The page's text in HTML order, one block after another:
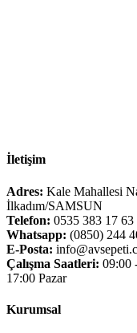
İletişim
Adres: Kale Mahallesi
İlkadım/SAMSUN
Telefon: 0535 383 17 63
Whatsapp: (0850) 244
E-Posta:
Çalışma Saatleri: 09:00
17:00 Pazar
Kurumsal